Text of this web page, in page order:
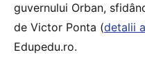
guvernului Orban,
de Victor Ponta (detalii
Edupedu.ro.